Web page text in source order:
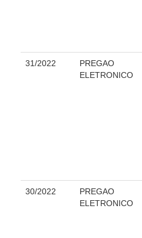
Guias de recolhimento
Leilão Público
Plantão Judiciário
Cadastrar Processos
31/2022
PREGAO
ELETRONICO
30/2022
PREGAO
ELETRONICO